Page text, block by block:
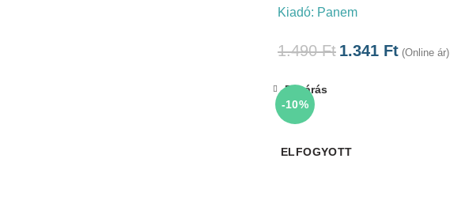
Kiadó: Panem
1.490Ft 1.341 Ft (Online ár)
-10%
ELFOGYOTT
Bezárás